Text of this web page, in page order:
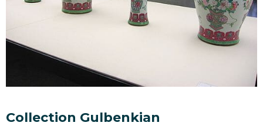
Collection Gulbenkian